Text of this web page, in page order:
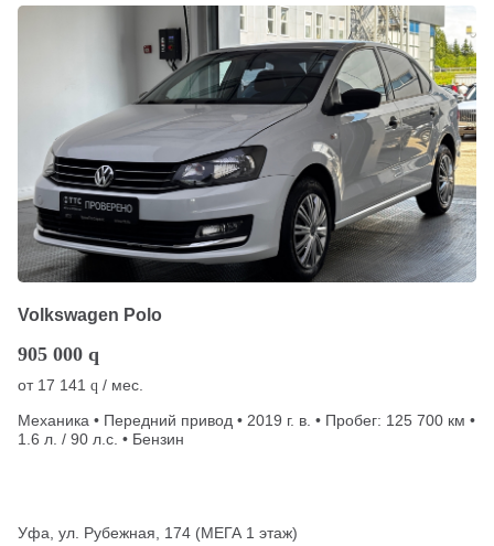
Volkswagen Polo
905 000 q
от 17 141 q / мес.
Механика • Передний привод • 2019 г. в. • Пробег: 125 700 км •
1.6 л. / 90 л.с. • Бензин
Уфа, ул. Рубежная, 174 (МЕГА 1 этаж)